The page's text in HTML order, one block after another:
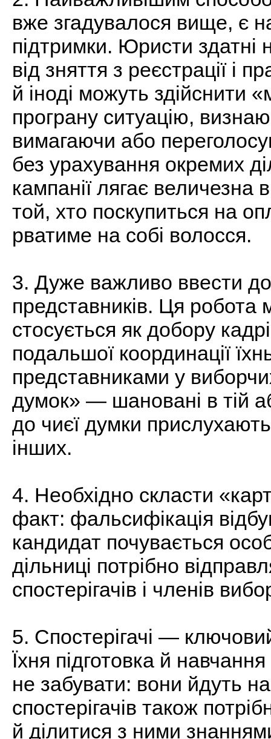
вже згадувалося вище, є
підтримки. Юристи
від зняття з реєстрації і
й іноді можуть здійснити
програну ситуацію,
вимагаючи або
без урахування окремих
кампанії лягає величезна
той, хто поскупиться на
рватиме на собі волосся.
3. Дуже важливо ввести до
представників. Ця
стосується як добору
подальшої координації
представниками у
думок» — шановані в тій
до чиєї думки
інших.
4. Необхідно скласти
факт: фальсифікація
кандидат почувається
дільниці потрібно
спостерігачів і членів
5. Спостерігачі —
Їхня підготовка й
не забувати: вони йдуть
спостерігачів також
й ділитися з ними